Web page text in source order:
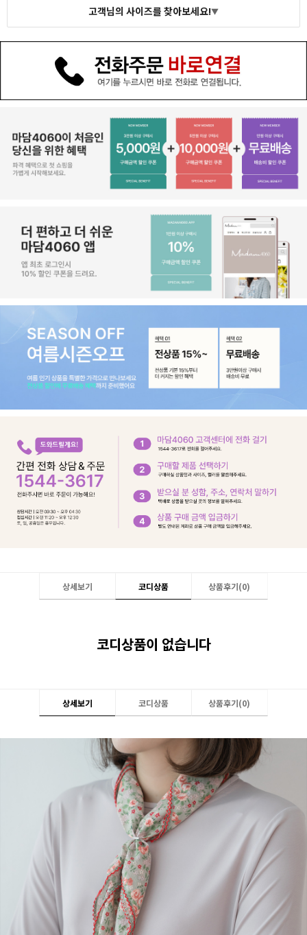
고객님의 사이즈를 찾아보세요!▼
상세보기 코디상품 상품후기(0)
코디상품이 없습니다
상세보기 코디상품 상품후기(0)